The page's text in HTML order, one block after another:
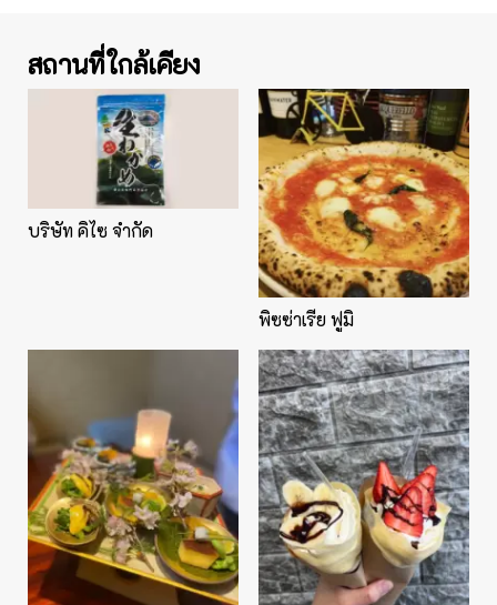
สถานที่ใกล้เคียง
บริษัท คิไซ จำกัด
พิซซ่าเรีย ฟูมิ